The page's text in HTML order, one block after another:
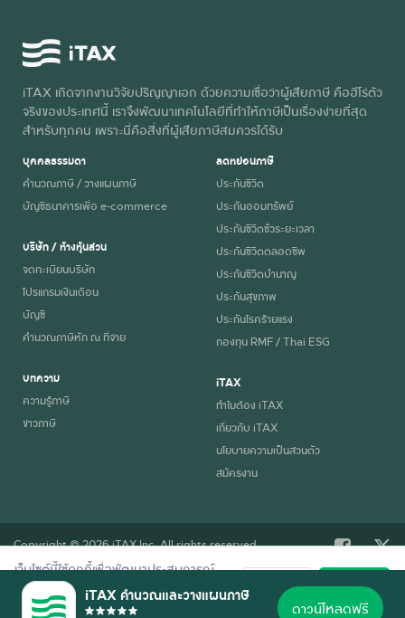
iTAX เกิดจากงานวิจัยปริญญาเอก ด้วยความเชื่อว่าผู้เสียภาษี คือฮีโร่ตัว
จริงของประเทศนี้ เราจึงพัฒนาเทคโนโลยีที่ทำให้ภาษีเป็นเรื่องง่ายที่สุด
สำหรับทุกคน เพราะนี่คือสิ่งที่ผู้เสียภาษีสมควรได้รับ
บุคคลธรรมดา
คำนวณภาษี / วางแผนภาษี
บัญชีธนาคารเพื่อ e-commerce
บริษัท / ห้างหุ้นส่วน
จดทะเบียนบริษัท
โปรแกรมเงินเดือน
บัญชี
คำนวณภาษีหัก ณ ที่จ่าย
บทความ
ความรู้ภาษี
ข่าวภาษี
ลดหย่อนภาษี
ประกันชีวิต
ประกันออมทรัพย์
ประกันชีวิตชั่วระยะเวลา
ประกันชีวิตตลอดชีพ
ประกันชีวิตบำนาญ
ประกันสุขภาพ
ประกันโรคร้ายแรง
กองทุน RMF / Thai ESG
iTAX
ทำไมต้อง iTAX
เกี่ยวกับ iTAX
นโยบายความเป็นส่วนตัว
สมัครงาน
Copyright © 2026 iTAX Inc. All rights reserved.
เว็บไซต์นี้ใช้คุกกี้เพื่อพัฒนาประสบการณ์
การใช้งานที่ดี อ่านรายละเอียดการใช้คุกกี้
ตามนโยบายความเป็นส่วนตัวของเรา
ปฏิเสธ ยอมรับ
iTAX คำนวณและวางแผนภาษี
ดาวน์โหลดฟรี